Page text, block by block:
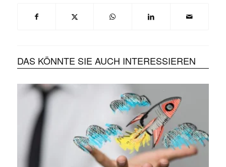
DAS KÖNNTE SIE AUCH INTERESSIEREN